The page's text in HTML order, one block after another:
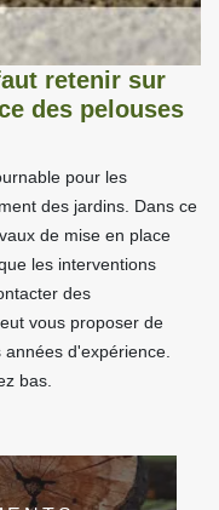
retenir sur
des pelouses
pour les
des jardins. Dans ce
de mise en place
les interventions
des
vous proposer de
d'expérience.
bas.